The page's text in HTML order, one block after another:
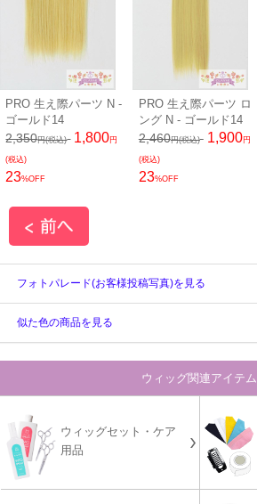
PRO 生え際パーツ N -
ゴールド14
2,350円(税込) 1,800円
(税込)
23%OFF
PRO 生え際パーツ ロ
ング N - ゴールド14
2,460円(税込) 1,900円
(税込)
23%OFF
フォトパレード(お客様投稿写真)を見る
似た色の商品を見る
ウィッグ関連アイテム
ウィッグセット・ケア
用品